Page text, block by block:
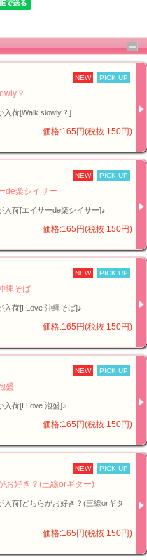
NEW PICK UP
？
入荷[Walk slowly？]
価格:165円(税抜 150円)
NEW PICK UP
de楽シイサー
入荷[エイサーde楽シイサー]♪
価格:165円(税抜 150円)
NEW PICK UP
縄そば
入荷[I Love 沖縄そば]♪
価格:165円(税抜 150円)
NEW PICK UP
盛
入荷[I Love 泡盛]♪
価格:165円(税抜 150円)
NEW PICK UP
お好き？(三線orギター)
入荷[どちらがお好き？(三線orギタ
価格:165円(税抜 150円)